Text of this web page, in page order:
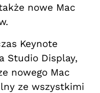
nowe Mac
Keynote
Studio Display,
nowego Mac
ze wszystkimi